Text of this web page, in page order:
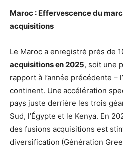
Maroc : Effervescence du
acquisitions
Le Maroc a enregistré près de
acquisitions en 2025, soit une
rapport à l’année précédente –
continent. Une accélération
pays juste derrière les trois
Sud, l’Égypte et le Kenya. En
des fusions acquisitions est
diversification (Génération